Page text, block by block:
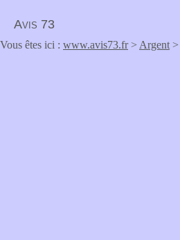
Avis 73
Vous êtes ici : www.avis73.fr> Argent >